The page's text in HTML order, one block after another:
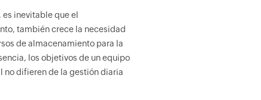
inevitable que el
también crece la necesidad
de almacenamiento para la
los objetivos de un equipo
no difieren de la gestión diaria